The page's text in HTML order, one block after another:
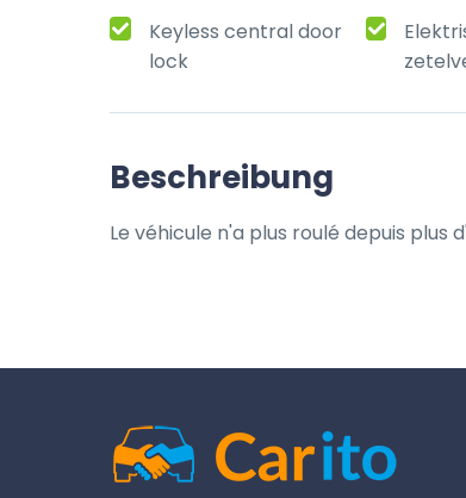
Keyless central door
lock
Beschreibung
Le véhicule n'a plus roulé depuis plus